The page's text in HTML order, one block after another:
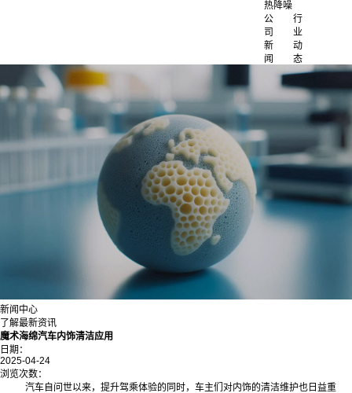
热降噪
公
司
新
闻
行
业
动
态
新闻中心
了解最新资讯
魔术海绵汽车内饰清洁应用
日期：
2025-04-24
浏览次数：
汽车自问世以来，提升驾乘体验的同时，车主们对内饰的清洁维护也日益重